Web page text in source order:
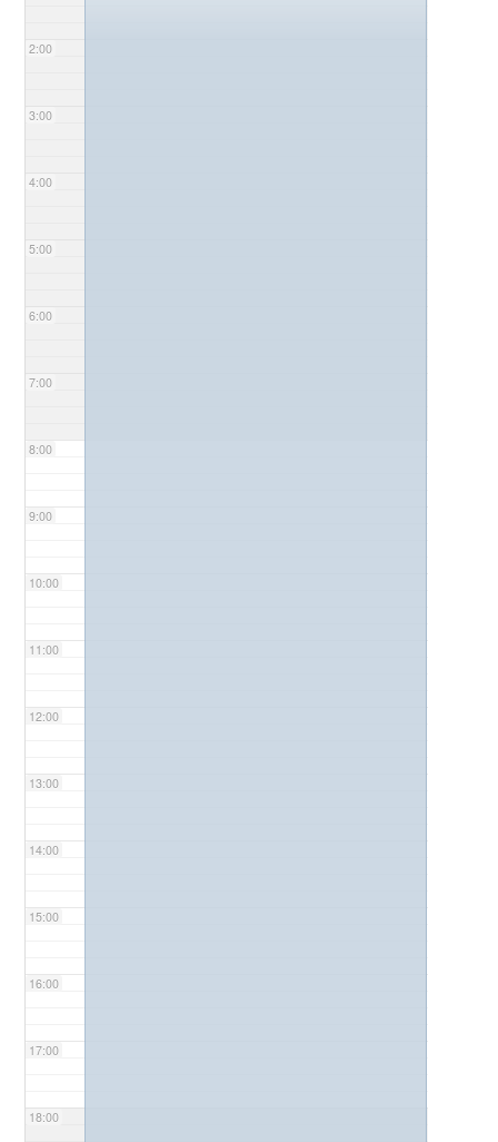
2:00
3:00
4:00
5:00
6:00
7:00
8:00
9:00
10:00
11:00
12:00
13:00
14:00
15:00
16:00
17:00
18:00